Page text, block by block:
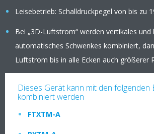
Leisebetrieb: Schalldruckpegel von bis zu
Bei „3D-Luftstrom“ werden vertikales und
automatisches Schwenkes kombiniert,
Luftstrom bis in alle Ecken auch größerer
Dieses Gerät kann mit den folgenden
kombiniert werden
FTXTM-A